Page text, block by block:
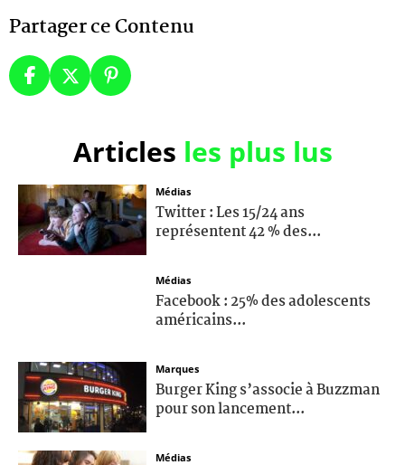
Partager ce Contenu
Articles les plus lus
Médias
Twitter : Les 15/24 ans
représentent 42 % des...
Médias
Facebook : 25% des adolescents
américains...
Marques
Burger King s’associe à Buzzman
pour son lancement...
Médias